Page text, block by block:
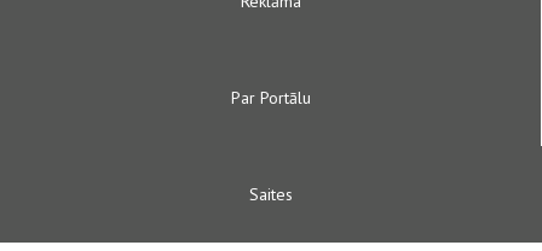
Par Portālu
Saites